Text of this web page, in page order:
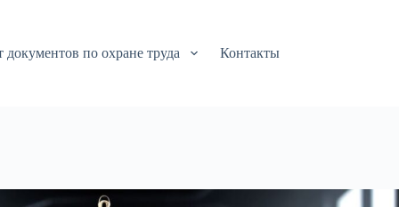
документов по охране труда Контакты